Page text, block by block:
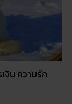
งิน ความรัก